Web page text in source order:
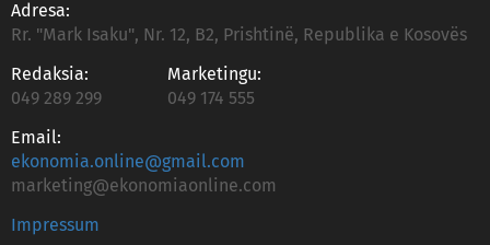
Adresa:
Rr. "Mark Isaku", Nr. 12, B2, Prishtinë, Republika e Kosovës
Redaksia:
049 289 299
Marketingu:
049 174 555
Email:
ekonomia.online@gmail.com
marketing@ekonomiaonline.com
Impressum